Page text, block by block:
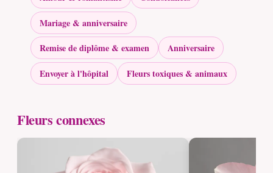
Mariage & anniversaire
Remise de diplôme & examen
Anniversaire
Envoyer à l'hôpital
Fleurs toxiques & animaux
Fleurs connexes